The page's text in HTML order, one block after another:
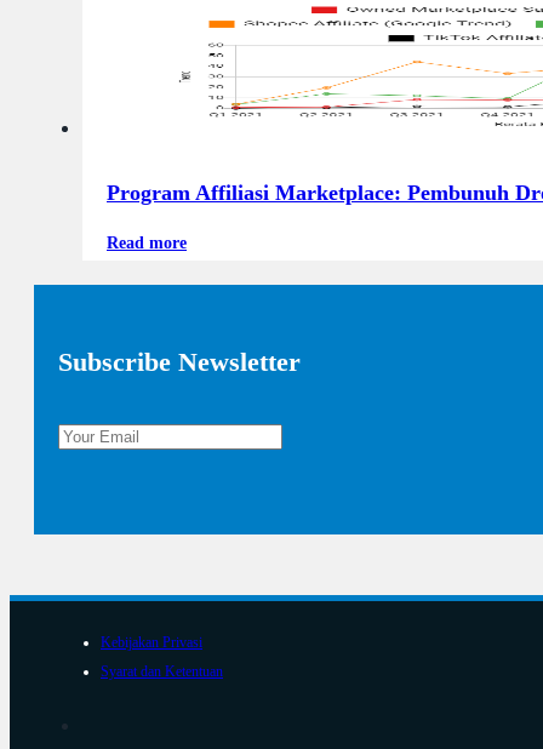
Program Affiliasi Marketplace: Pembunuh
Read more
Subscribe Newsletter
Kebijakan Privasi
Syarat dan Ketentuan